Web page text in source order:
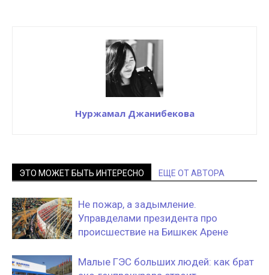
Нуржамал Джанибекова
ЭТО МОЖЕТ БЫТЬ ИНТЕРЕСНО ЕЩЕ ОТ АВТОРА
Не пожар, а задымление.
Управделами президента про
происшествие на Бишкек Арене
Малые ГЭС больших людей: как брат